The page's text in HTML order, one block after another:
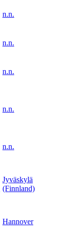
n.n.
n.n.
n.n.
n.n.
n.n.
Jyväskylä
(Finnland)
Hannover